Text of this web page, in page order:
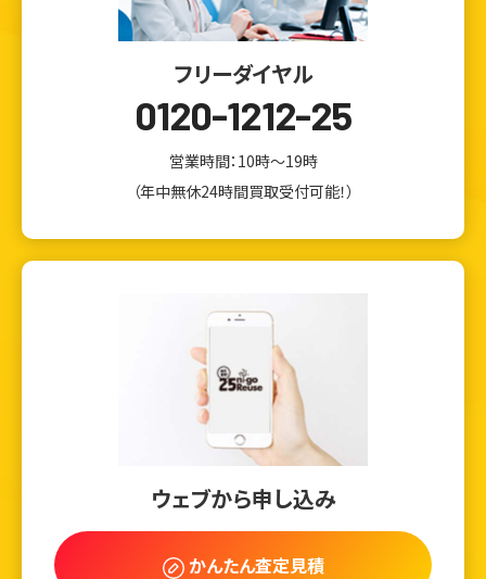
フリーダイヤル
0120-1212-25
営業時間：10時～19時
（年中無休24時間買取受付可能！）
ウェブから申し込み
かんたん査定見積